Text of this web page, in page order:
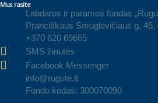
Mus rasite
Labdaros ir paramos fondas
Pranciškaus Smuglevičiaus g. 45,
+370 620 69665
SMS žinutės
Facebook Messenger
info@rugute.lt
Fondo kodas: 300070090